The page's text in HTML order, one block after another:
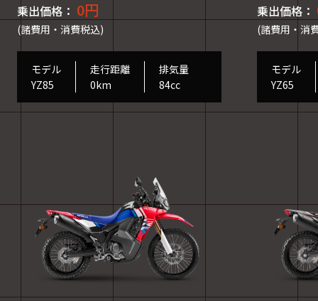
乗出価格： 0円
(諸費用・消費税込)
モデル
YZ85
走行距離
0km
排気量
84cc
乗出価格：
(諸費用・消
モデル
YZ65